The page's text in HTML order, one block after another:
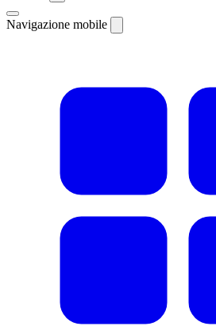
Navigazione mobile